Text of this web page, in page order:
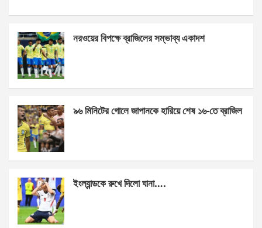
b
o
o
k
n
g
er
s
p
e
নরওয়ের বিপক্ষে ব্রাজিলের সম্ভাব্য একাদশ
৯৬ মিনিটের গোলে জাপানকে হারিয়ে শেষ ১৬-তে ব্রাজিল
ইংল্যান্ডকে রুখে দিলো ঘানা….